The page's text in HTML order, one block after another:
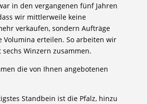
in den vergangenen fünf Jahren
wir mittlerweile keine
verkaufen, sondern Aufträge
Volumina erteilen. So arbeiten wir
Winzern zusammen.
die von Ihnen angebotenen
Standbein ist die Pfalz, hinzu